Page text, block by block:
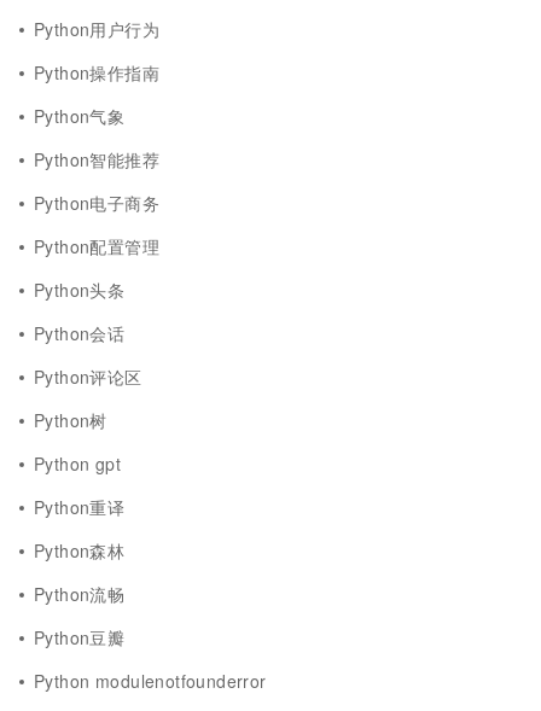
Python用户行为
Python操作指南
Python气象
Python智能推荐
Python电子商务
Python配置管理
Python头条
Python会话
Python评论区
Python树
Python gpt
Python重译
Python森林
Python流畅
Python豆瓣
Python modulenotfounderror